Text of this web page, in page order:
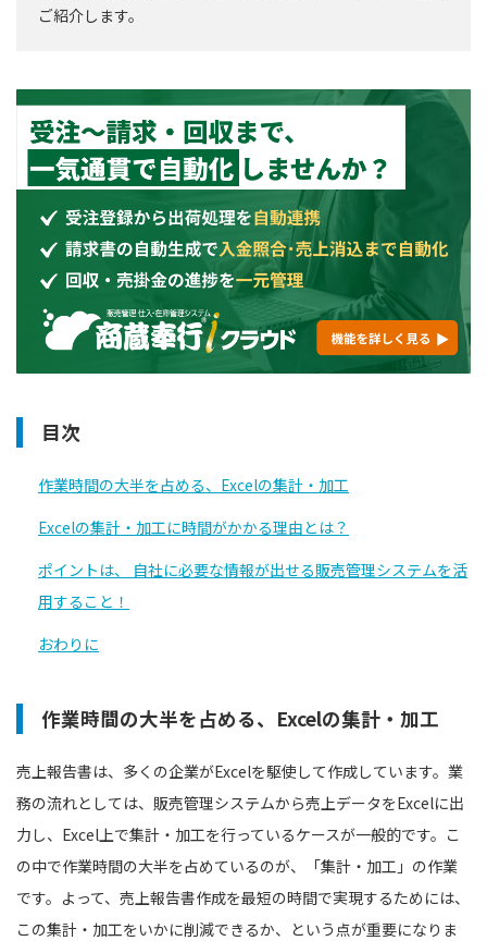
ご紹介します。
目次
作業時間の大半を占める、Excelの集計・加工
Excelの集計・加工に時間がかかる理由とは？
ポイントは、 自社に必要な情報が出せる販売管理システムを活
用すること！
おわりに
作業時間の大半を占める、Excelの集計・加工
売上報告書は、多くの企業がExcelを駆使して作成しています。業
務の流れとしては、販売管理システムから売上データをExcelに出
力し、Excel上で集計・加工を行っているケースが一般的です。こ
の中で作業時間の大半を占めているのが、「集計・加工」の作業
です。よって、売上報告書作成を最短の時間で実現するためには、
この集計・加工をいかに削減できるか、という点が重要になりま